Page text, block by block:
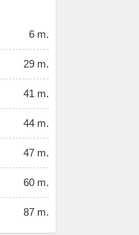
6 m.
29 m.
41 m.
44 m.
47 m.
60 m.
87 m.